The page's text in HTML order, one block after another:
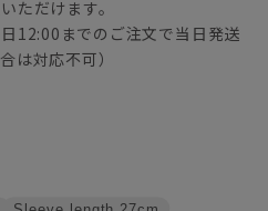
ただけます。
12:00までのご注文で当日発送
は対応不可）